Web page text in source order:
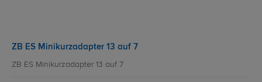
ZB ES Minikurzadapter 13 auf 7
ZB ES Minikurzadapter 13 auf 7